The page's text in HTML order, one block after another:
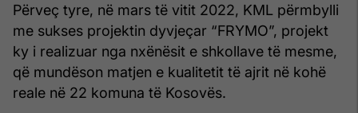
Përveç tyre, në mars të vitit 2022, KML përmbylli
me sukses projektin dyvjeçar “FRYMO”, projekt
ky i realizuar nga nxënësit e shkollave të mesme,
që mundëson matjen e kualitetit të ajrit në kohë
reale në 22 komuna të Kosovës.